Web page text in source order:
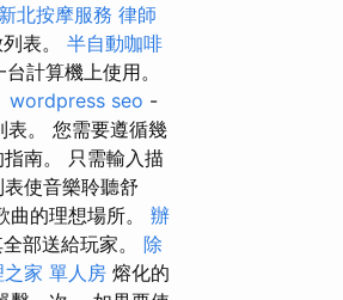
新北按摩服務 律師
表。 半自動咖啡
計算機上使用。
wordpress seo -
表。 您需要遵循幾
南。 只需輸入描
使音樂聆聽舒
的理想場所。 辦
部送給玩家。 除
之家 單人房 熔化的